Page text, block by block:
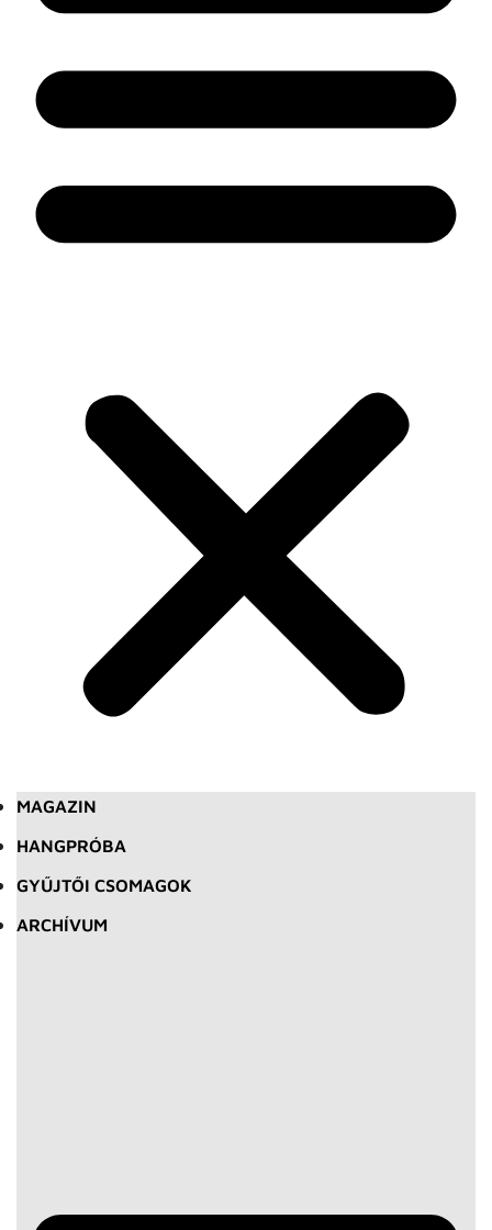
MAGAZIN
HANGPRÓBA
GYŰJTŐI CSOMAGOK
ARCHÍVUM